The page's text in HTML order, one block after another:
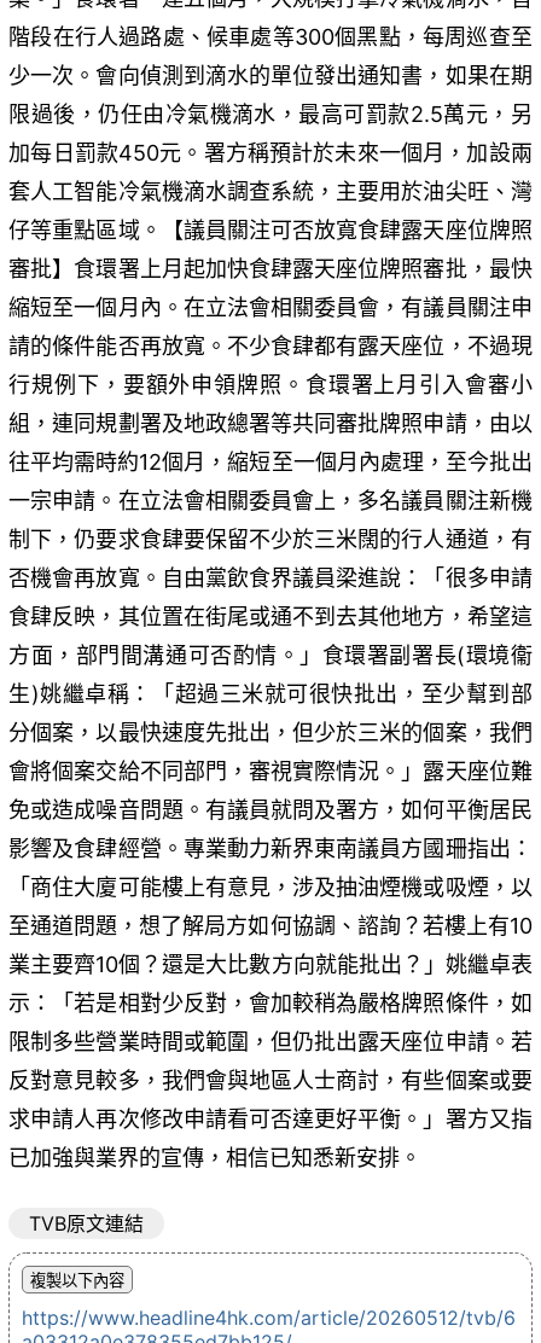
階段在行人過路處、候車處等300個黑點，每周巡查至
少一次。會向偵測到滴水的單位發出通知書，如果在期
限過後，仍任由冷氣機滴水，最高可罰款2.5萬元，另
加每日罰款450元。署方稱預計於未來一個月，加設兩
套人工智能冷氣機滴水調查系統，主要用於油尖旺、灣
仔等重點區域。【議員關注可否放寬食肆露天座位牌照
審批】食環署上月起加快食肆露天座位牌照審批，最快
縮短至一個月內。在立法會相關委員會，有議員關注申
請的條件能否再放寬。不少食肆都有露天座位，不過現
行規例下，要額外申領牌照。食環署上月引入會審小
組，連同規劃署及地政總署等共同審批牌照申請，由以
往平均需時約12個月，縮短至一個月內處理，至今批出
一宗申請。在立法會相關委員會上，多名議員關注新機
制下，仍要求食肆要保留不少於三米闊的行人通道，有
否機會再放寬。自由黨飲食界議員梁進說：「很多申請
食肆反映，其位置在街尾或通不到去其他地方，希望這
方面，部門間溝通可否酌情。」食環署副署長(環境衞
生)姚繼卓稱：「超過三米就可很快批出，至少幫到部
分個案，以最快速度先批出，但少於三米的個案，我們
會將個案交給不同部門，審視實際情況。」露天座位難
免或造成噪音問題。有議員就問及署方，如何平衡居民
影響及食肆經營。專業動力新界東南議員方國珊指出：
「商住大廈可能樓上有意見，涉及抽油煙機或吸煙，以
至通道問題，想了解局方如何協調、諮詢？若樓上有10
業主要齊10個？還是大比數方向就能批出？」姚繼卓表
示：「若是相對少反對，會加較稍為嚴格牌照條件，如
限制多些營業時間或範圍，但仍批出露天座位申請。若
反對意見較多，我們會與地區人士商討，有些個案或要
求申請人再次修改申請看可否達更好平衡。」署方又指
已加強與業界的宣傳，相信已知悉新安排。
TVB原文連結
https://www.headline4hk.com/article/20260512/tvb/6